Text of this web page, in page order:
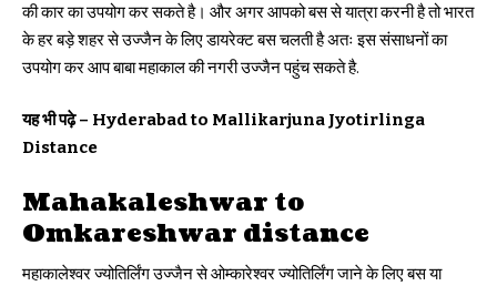
की कार का उपयोग कर सकते है। और अगर आपको बस से यात्रा करनी है तो भारत
के हर बड़े शहर से उज्जैन के लिए डायरेक्ट बस चलती है अतः इस संसाधनों का
उपयोग कर आप बाबा महाकाल की नगरी उज्जैन पहुंच सकते है.
यह भी पढ़े – Hyderabad to Mallikarjuna Jyotirlinga
Distance
Mahakaleshwar to
Omkareshwar distance
महाकालेश्वर ज्योतिर्लिंग उज्जैन से ओम्कारेश्वर ज्योतिर्लिंग जाने के लिए बस या